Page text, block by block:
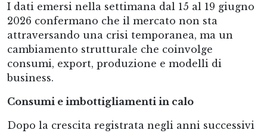
I dati emersi nella settimana dal 15 al 19 giugno
2026 confermano che il mercato non sta
attraversando una crisi temporanea, ma un
cambiamento strutturale che coinvolge
consumi, export, produzione e modelli di
business.
Consumi e imbottigliamenti in calo
Dopo la crescita registrata negli anni successivi